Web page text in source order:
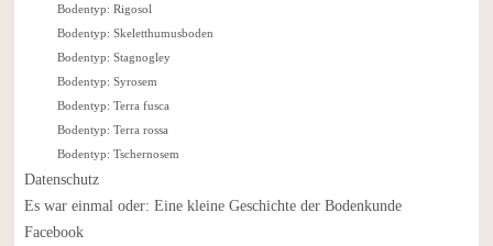
Bodentyp: Rigosol
Bodentyp: Skeletthumusboden
Bodentyp: Stagnogley
Bodentyp: Syrosem
Bodentyp: Terra fusca
Bodentyp: Terra rossa
Bodentyp: Tschernosem
Datenschutz
Es war einmal oder: Eine kleine Geschichte der Bodenkunde
Facebook